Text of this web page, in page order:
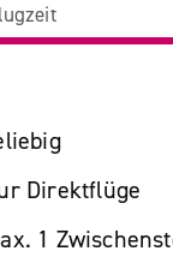
Direktflüge
1